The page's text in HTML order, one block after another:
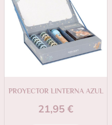
PROYECTOR LINTERNA AZUL
21,95 €